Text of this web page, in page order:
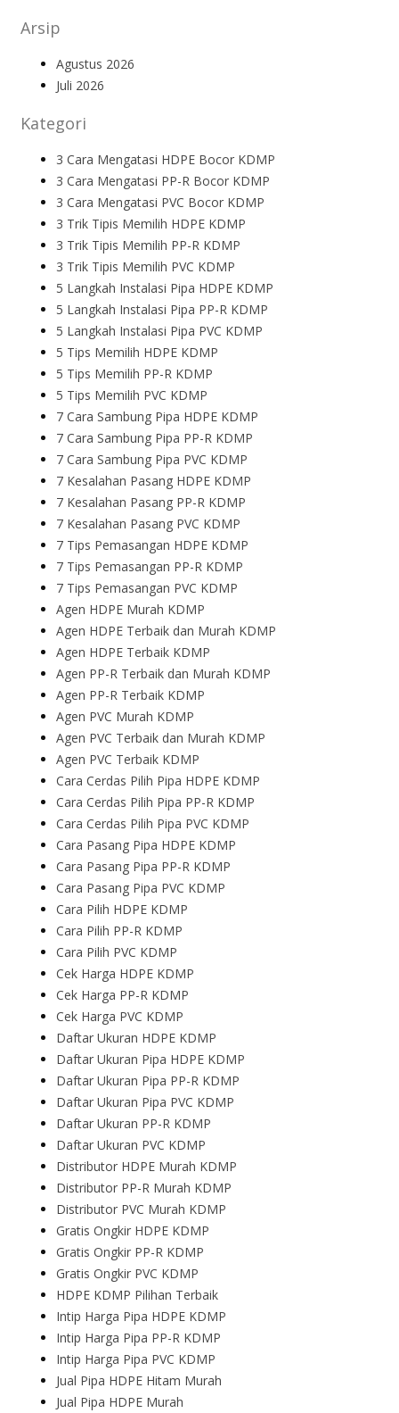
Arsip
Agustus 2026
Juli 2026
Kategori
3 Cara Mengatasi HDPE Bocor KDMP
3 Cara Mengatasi PP-R Bocor KDMP
3 Cara Mengatasi PVC Bocor KDMP
3 Trik Tipis Memilih HDPE KDMP
3 Trik Tipis Memilih PP-R KDMP
3 Trik Tipis Memilih PVC KDMP
5 Langkah Instalasi Pipa HDPE KDMP
5 Langkah Instalasi Pipa PP-R KDMP
5 Langkah Instalasi Pipa PVC KDMP
5 Tips Memilih HDPE KDMP
5 Tips Memilih PP-R KDMP
5 Tips Memilih PVC KDMP
7 Cara Sambung Pipa HDPE KDMP
7 Cara Sambung Pipa PP-R KDMP
7 Cara Sambung Pipa PVC KDMP
7 Kesalahan Pasang HDPE KDMP
7 Kesalahan Pasang PP-R KDMP
7 Kesalahan Pasang PVC KDMP
7 Tips Pemasangan HDPE KDMP
7 Tips Pemasangan PP-R KDMP
7 Tips Pemasangan PVC KDMP
Agen HDPE Murah KDMP
Agen HDPE Terbaik dan Murah KDMP
Agen HDPE Terbaik KDMP
Agen PP-R Terbaik dan Murah KDMP
Agen PP-R Terbaik KDMP
Agen PVC Murah KDMP
Agen PVC Terbaik dan Murah KDMP
Agen PVC Terbaik KDMP
Cara Cerdas Pilih Pipa HDPE KDMP
Cara Cerdas Pilih Pipa PP-R KDMP
Cara Cerdas Pilih Pipa PVC KDMP
Cara Pasang Pipa HDPE KDMP
Cara Pasang Pipa PP-R KDMP
Cara Pasang Pipa PVC KDMP
Cara Pilih HDPE KDMP
Cara Pilih PP-R KDMP
Cara Pilih PVC KDMP
Cek Harga HDPE KDMP
Cek Harga PP-R KDMP
Cek Harga PVC KDMP
Daftar Ukuran HDPE KDMP
Daftar Ukuran Pipa HDPE KDMP
Daftar Ukuran Pipa PP-R KDMP
Daftar Ukuran Pipa PVC KDMP
Daftar Ukuran PP-R KDMP
Daftar Ukuran PVC KDMP
Distributor HDPE Murah KDMP
Distributor PP-R Murah KDMP
Distributor PVC Murah KDMP
Gratis Ongkir HDPE KDMP
Gratis Ongkir PP-R KDMP
Gratis Ongkir PVC KDMP
HDPE KDMP Pilihan Terbaik
Intip Harga Pipa HDPE KDMP
Intip Harga Pipa PP-R KDMP
Intip Harga Pipa PVC KDMP
Jual Pipa HDPE Hitam Murah
Jual Pipa HDPE Murah